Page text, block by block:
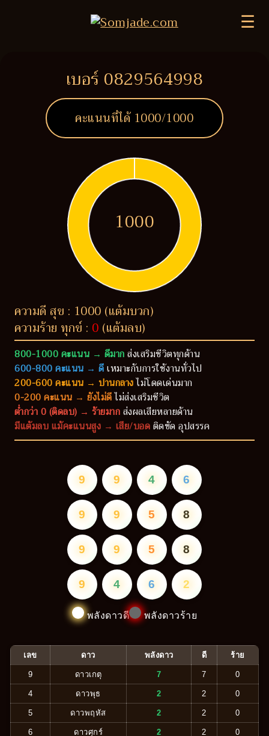
☰
เบอร์ 0829564998
คะแนนที่ได้ 1000/1000
1000
ความดี สุข : 1000 (แต้มบวก)
ความร้าย ทุกข์ : 0 (แต้มลบ)
800-1000 คะแนน → ดีมากส่งเสริมชีวิตทุกด้าน
600-800 คะแนน → ดีเหมาะกับการใช้งานทั่วไป
200-600 คะแนน → ปานกลางไม่โดดเด่นมาก
0-200 คะแนน → ยังไม่ดีไม่ส่งเสริมชีวิต
ต่ำกว่า 0 (ติดลบ) → ร้ายมากส่งผลเสียหลายด้าน
มีแต้มลบ แม้คะแนนสูง → เสีย/บอดติดขัด อุปสรรค
9 9 4 6
9 9 5 8
9 9 5 8
9 4 6 2
พลังดาวดี พลังดาวร้าย
เลข ดาว พลังดาว ดี ร้าย
9 ดาวเกตุ 7 7 0
4 ดาวพุธ 2 2 0
5 ดาวพฤหัส 2 2 0
6 ดาวศุกร์ 2 2 0